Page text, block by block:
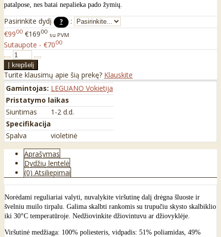
patalpose, nes batai nepalieka pado žymių.
Pasirinkite dydį ?
:
€9900 €16900 su PVM
Sutaupote - €7000
Turite klausimų apie šią prekę? Klauskite
Gamintojas: LEGUANO Vokietija
Pristatymo laikas
Siuntimas
1-2 d.d.
Specifikacija
Spalva
violetinė
Aprašymas
Dydžių lentelė
(0) Atsiliepimai
Norėdami reguliariai valyti, nuvalykite viršutinę dalį drėgna šluoste ir
švelniu muilo tirpalu. Galima skalbti rankomis su trupučiu skysto skalbiklio
iki 30°C temperatūroje. Nedžiovinkite džiovintuvu ar džiovyklėje.
Viršutinė medžiaga: 100% poliesteris, vidpadis: 51% poliamidas, 49%